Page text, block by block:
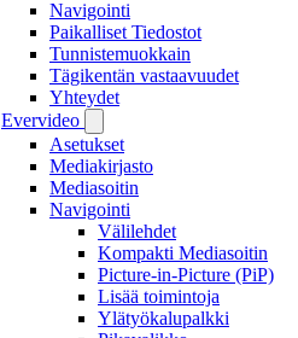
Navigointi
Paikalliset Tiedostot
Tunnistemuokkain
Tägikentän vastaavuudet
Yhteydet
Evervideo
Asetukset
Mediakirjasto
Mediasoitin
Navigointi
Välilehdet
Kompakti Mediasoitin
Picture-in-Picture (PiP)
Lisää toimintoja
Ylätyökalupalkki